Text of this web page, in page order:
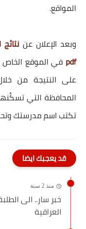
المواقع.
وبعد الإعلان عن
pdf في الموقع الخاص
على النتيجة من
المحافظة التي
تكتب اسم مدرستك
قد يعجبك ايضا
منذ 2 سنة
خبر سار.. الى
العراقية